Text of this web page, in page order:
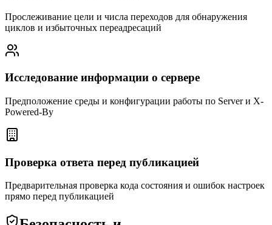
Прослеживание цели и числа переходов для обнаружения
циклов и избыточных переадресаций
Исследование информации о сервере
Предположение среды и конфигурации работы по Server и X-
Powered-By
Проверка ответа перед публикацией
Предварительная проверка кода состояния и ошибок настроек
прямо перед публикацией